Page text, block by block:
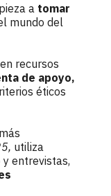
a tomar
mundo del
recursos
de apoyo,
éticos
utiliza
y entrevistas,